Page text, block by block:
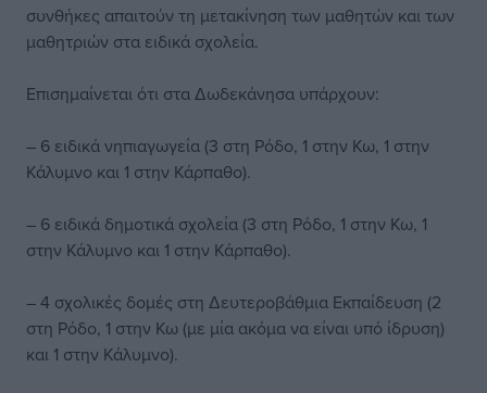
συνθήκες απαιτούν τη μετακίνηση των μαθητών και των
μαθητριών στα ειδικά σχολεία.
Επισημαίνεται ότι στα Δωδεκάνησα υπάρχουν:
– 6 ειδικά νηπιαγωγεία (3 στη Ρόδο, 1 στην Κω, 1 στην
Κάλυμνο και 1 στην Κάρπαθο).
– 6 ειδικά δημοτικά σχολεία (3 στη Ρόδο, 1 στην Κω, 1
στην Κάλυμνο και 1 στην Κάρπαθο).
– 4 σχολικές δομές στη Δευτεροβάθμια Εκπαίδευση (2
στη Ρόδο, 1 στην Κω (με μία ακόμα να είναι υπό ίδρυση)
και 1 στην Κάλυμνο).